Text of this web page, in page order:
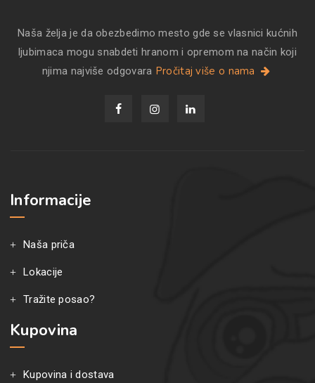
Naša želja je da obezbedimo mesto gde se vlasnici kućnih
ljubimaca mogu snabdeti hranom i opremom na način koji
njima najviše odgovara Pročitaj više o nama
Informacije
Naša priča
Lokacije
Tražite posao?
Kupovina
Kupovina i dostava